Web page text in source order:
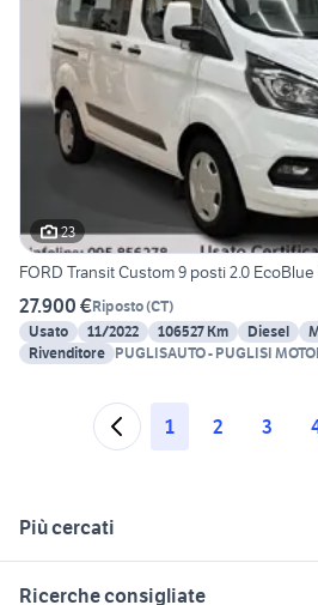
23
FORD Transit Custom 9 posti 2.0 EcoBlue
27.900 €Riposto(CT)
Usato
11/2022 106527 Km Diesel
Rivenditore
1 2 3
Più cercati
Ricerche consigliate